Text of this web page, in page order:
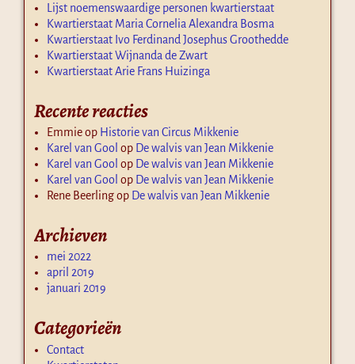
Lijst noemenswaardige personen kwartierstaat
Kwartierstaat Maria Cornelia Alexandra Bosma
Kwartierstaat Ivo Ferdinand Josephus Groothedde
Kwartierstaat Wijnanda de Zwart
Kwartierstaat Arie Frans Huizinga
Recente reacties
Emmieop Historie van Circus Mikkenie
Karel van Gool op De walvis van Jean Mikkenie
Karel van Gool op De walvis van Jean Mikkenie
Karel van Gool op De walvis van Jean Mikkenie
Rene Beerlingop De walvis van Jean Mikkenie
Archieven
mei 2022
april 2019
januari 2019
Categorieën
Contact